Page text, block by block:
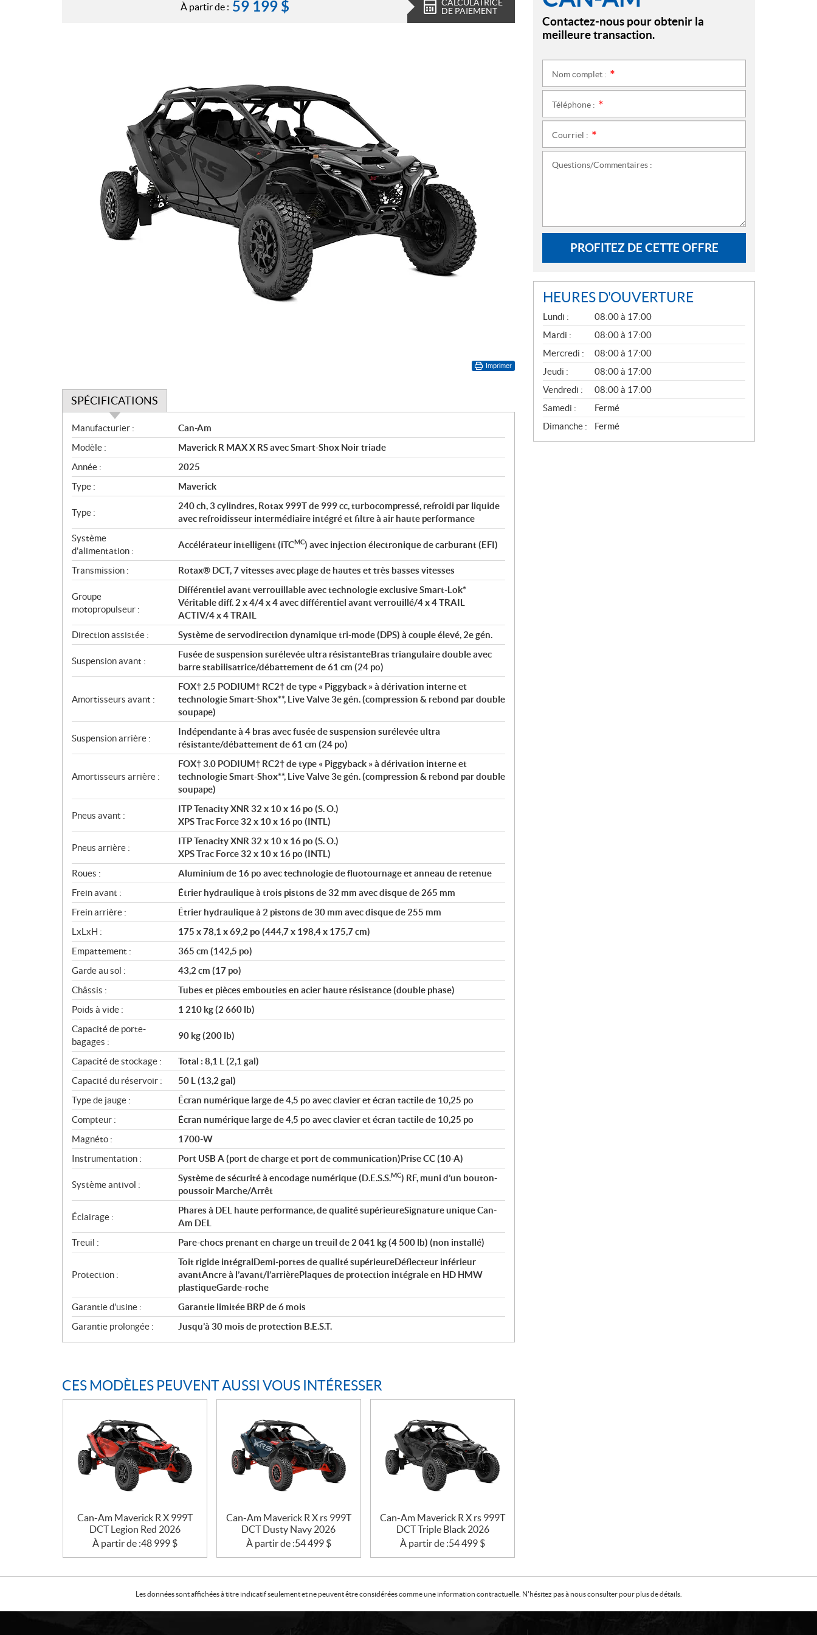
À partir de : 59 199 $
CALCULATRICE
DE PAIEMENT
Imprimer
SPÉCIFICATIONS
S
p
é
c
i
f
i
c
a
t
i
o
s
Manufacturier :
Can-Am
Modèle :
Maverick R MAX X RS avec Smart-Shox Noir triade
Année :
2025
Type :
Maverick
Type :
240 ch, 3 cylindres, Rotax 999T de 999 cc, turbocompressé, refroidi par liquide
avec refroidisseur intermédiaire intégré et filtre à air haute performance
Système
d'alimentation :
Accélérateur intelligent (iTCMC) avec injection électronique de carburant (EFI)
Transmission : Rotax® DCT, 7 vitesses avec plage de hautes et très basses vitesses
Groupe
motopropulseur :
Différentiel avant verrouillable avec technologie exclusive Smart-Lok*
Véritable diff. 2 x 4/4 x 4 avec différentiel avant verrouillé/4 x 4 TRAIL
ACTIV/4 x 4 TRAIL
Direction assistée :
Système de servodirection dynamique tri-mode (DPS) à couple élevé, 2e gén.
Suspension avant :
Fusée de suspension surélevée ultra résistanteBras triangulaire double avec
barre stabilisatrice/débattement de 61 cm (24 po)
Amortisseurs avant :
FOX† 2.5 PODIUM† RC2† de type « Piggyback » à dérivation interne et
technologie Smart-Shox**, Live Valve 3e gén. (compression & rebond par double
soupape)
Suspension arrière :
Indépendante à 4 bras avec fusée de suspension surélevée ultra
résistante/débattement de 61 cm (24 po)
Amortisseurs arrière :
FOX† 3.0 PODIUM† RC2† de type « Piggyback » à dérivation interne et
technologie Smart-Shox**, Live Valve 3e gén. (compression & rebond par double
soupape)
Pneus avant :
ITP Tenacity XNR 32 x 10 x 16 po (S. O.)
XPS Trac Force 32 x 10 x 16 po (INTL)
Pneus arrière :
ITP Tenacity XNR 32 x 10 x 16 po (S. O.)
XPS Trac Force 32 x 10 x 16 po (INTL)
Roues :
Aluminium de 16 po avec technologie de fluotournage et anneau de retenue
Frein avant :
Étrier hydraulique à trois pistons de 32 mm avec disque de 265 mm
Frein arrière :
Étrier hydraulique à 2 pistons de 30 mm avec disque de 255 mm
LxLxH :
175 x 78,1 x 69,2 po (444,7 x 198,4 x 175,7 cm)
Empattement :
365 cm (142,5 po)
Garde au sol :
43,2 cm (17 po)
Châssis :
Tubes et pièces embouties en acier haute résistance (double phase)
Poids à vide :
1 210 kg (2 660 lb)
Capacité de porte-
bagages :
90 kg (200 lb)
Capacité de stockage :
Total : 8,1 L (2,1 gal)
Capacité du réservoir :
50 L (13,2 gal)
Type de jauge :
Écran numérique large de 4,5 po avec clavier et écran tactile de 10,25 po
Compteur :
Écran numérique large de 4,5 po avec clavier et écran tactile de 10,25 po
Magnéto :
1700-W
Instrumentation :
Port USB A (port de charge et port de communication)Prise CC (10-A)
Système antivol :
Système de sécurité à encodage numérique (D.E.S.S.MC) RF, muni d’un bouton-
poussoir Marche/Arrêt
Éclairage :
Phares à DEL haute performance, de qualité supérieureSignature unique Can-
Am DEL
Treuil :
Pare-chocs prenant en charge un treuil de 2 041 kg (4 500 lb) (non installé)
Protection :
Toit rigide intégralDemi-portes de qualité supérieureDéflecteur inférieur
avantAncre à l’avant/l’arrièrePlaques de protection intégrale en HD HMW
plastiqueGarde-roche
Garantie d'usine :
Garantie limitée BRP de 6 mois
Garantie prolongée :
Jusqu’à 30 mois de protection B.E.S.T.
CES MODÈLES PEUVENT AUSSI VOUS INTÉRESSER
Can-Am Maverick R X 999T
DCT Legion Red 2026
À partir de :48 999 $
Can-Am Maverick R X rs 999T
DCT Dusty Navy 2026
À partir de :54 499 $
Can-Am Maverick R X rs 999T
DCT Triple Black 2026
À partir de :54 499 $
Contactez-nous pour obtenir la
meilleure transaction.
Nom complet :
Téléphone :
Courriel :
Questions/Commentaires :
PROFITEZ DE CETTE OFFRE
HEURES D'OUVERTURE
G
É
N
É
R
A
L
Lundi :
08:00 à 17:00
Mardi :
08:00 à 17:00
Mercredi :
08:00 à 17:00
Jeudi :
08:00 à 17:00
Vendredi :
08:00 à 17:00
Samedi :
Fermé
Dimanche :
Fermé
Les données sont affichées à titre indicatif seulement et ne peuvent être considérées comme une information contractuelle. N'hésitez pas à nous consulter pour plus de détails.